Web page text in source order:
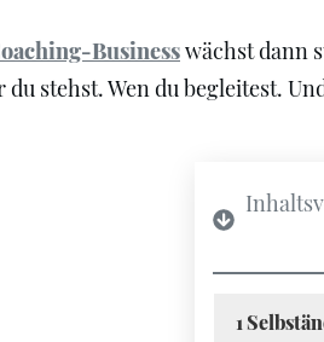
Businesswächst dann
du stehst. Wen du begleitest.
1